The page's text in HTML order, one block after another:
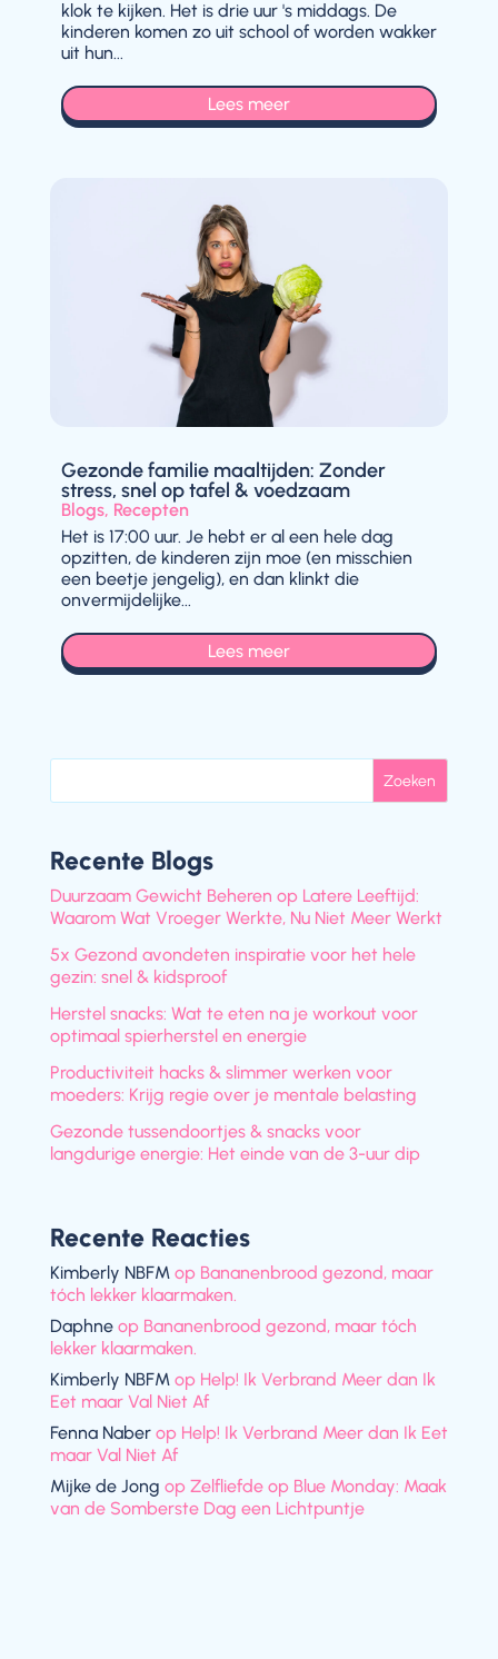
klok te kijken. Het is drie uur 's middags. De
kinderen komen zo uit school of worden wakker
uit hun...
Lees meer
Gezonde familie maaltijden: Zonder
stress, snel op tafel & voedzaam
Blogs, Recepten
Het is 17:00 uur. Je hebt er al een hele dag
opzitten, de kinderen zijn moe (en misschien
een beetje jengelig), en dan klinkt die
onvermijdelijke...
Lees meer
Zoeken
Recente Blogs
Duurzaam Gewicht Beheren op Latere Leeftijd:
Waarom Wat Vroeger Werkte, Nu Niet Meer Werkt
5x Gezond avondeten inspiratie voor het hele
gezin: snel & kidsproof
Herstel snacks: Wat te eten na je workout voor
optimaal spierherstel en energie
Productiviteit hacks & slimmer werken voor
moeders: Krijg regie over je mentale belasting
Gezonde tussendoortjes & snacks voor
langdurige energie: Het einde van de 3-uur dip
Recente Reacties
Kimberly NBFMop Bananenbrood gezond, maar
tóch lekker klaarmaken.
Daphneop Bananenbrood gezond, maar tóch
lekker klaarmaken.
Kimberly NBFMop Help! Ik Verbrand Meer dan Ik
Eet maar Val Niet Af
Fenna Naberop Help! Ik Verbrand Meer dan Ik Eet
maar Val Niet Af
Mijke de Jong op Zelfliefde op Blue Monday: Maak
van de Somberste Dag een Lichtpuntje